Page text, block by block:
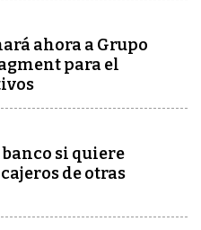
ahora a Grupo
para el
banco si quiere
de otras